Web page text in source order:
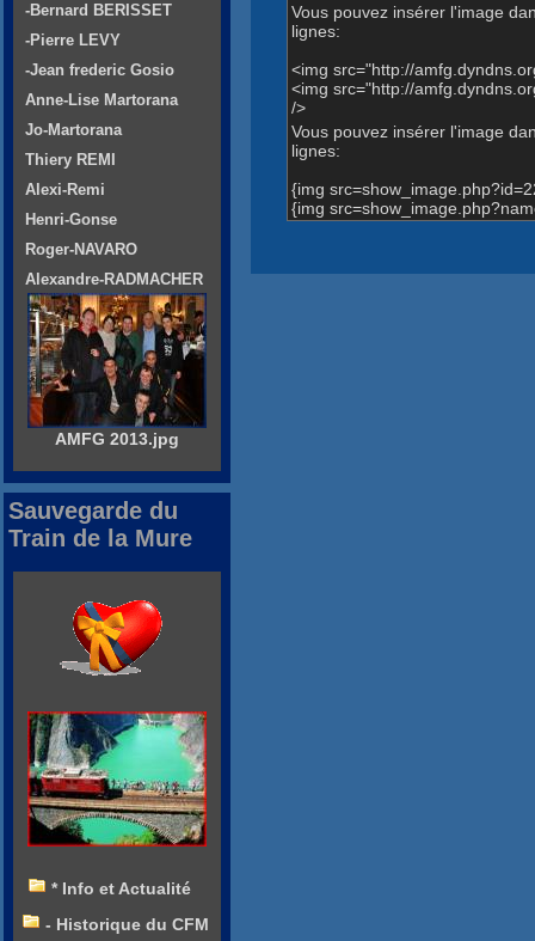
Vous pouvez insérer l'image
lignes:
<img src="http://
<img src="http://
/>
Vous pouvez insérer l'image
lignes:
{img
{img
-Bernard BERISSET
-Pierre LEVY
-Jean frederic Gosio
Anne-Lise Martorana
Jo-Martorana
Thiery REMI
Alexi-Remi
Henri-Gonse
Roger-NAVARO
Alexandre-RADMACHER
AMFG 2013.jpg
Sauvegarde du
Train de la Mure
* Info et Actualité
- Historique du CFM